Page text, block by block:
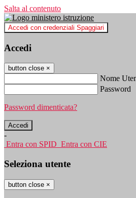
Salta al contenuto
Accedi con credenziali Spaggiari
Accedi
button close ×
Nome
Password
Password dimenticata?
-
Entra con SPID Entra con CIE
Seleziona utente
button close ×